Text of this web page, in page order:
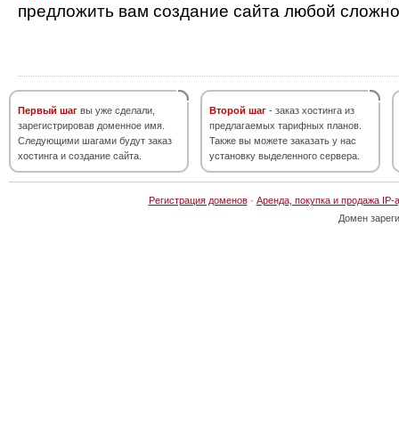
предложить вам создание сайта любой
Первый шаг вы уже сделали,
зарегистрировав доменное имя.
Следующими шагами будут заказ
хостинга и создание сайта.
Второй шаг - заказ хостинга из
предлагаемых тарифных планов.
Также вы можете заказать у нас
установку выделенного сервера.
Регистрация доменов· Аренда, покупка и продажа IP-
Домен